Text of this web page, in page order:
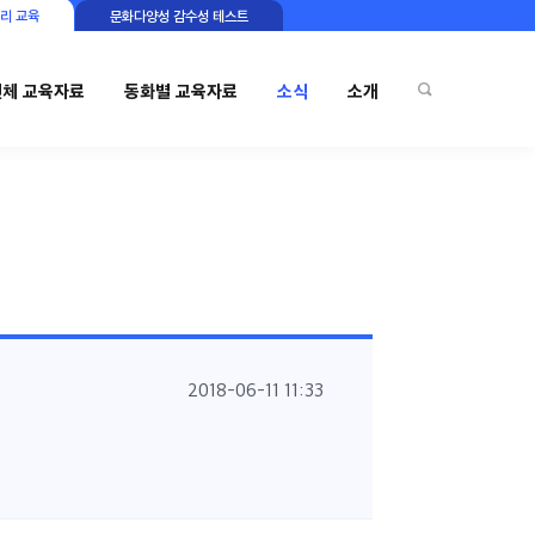
교육 문화다양성 감수성 테스트
교육자료 동화별 교육자료 소식 소개
2018-06-11 11:33